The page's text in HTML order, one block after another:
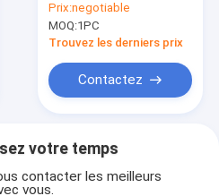
de poids en acier
inoxydable à point
unique 2.0 ± 0,2 mV/V
plateforme de
600x800 mm IP67 C3
Prix:negotiable
MOQ:1PC
Trouvez les derniers prix
Contactez
votre temps
contacter les meilleurs
vous.